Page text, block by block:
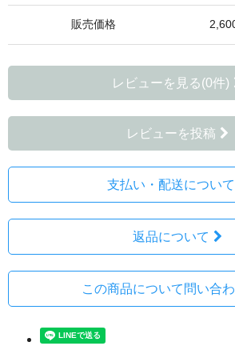
販売価格
レビューを見る(0件)
レビューを投稿
支払い・配送について
返品について
この商品について問い合